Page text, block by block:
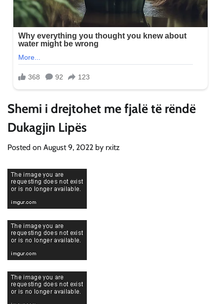
Shemi i drejtohet me fjalë të rëndë
Dukagjin Lipës
Posted on August 9, 2022 by rxitz